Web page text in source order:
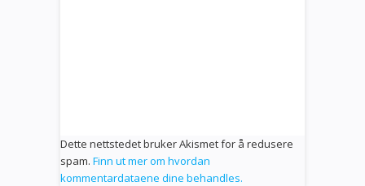
Dette nettstedet bruker Akismet for å redusere
spam. Finn ut mer om hvordan
kommentardataene dine behandles.